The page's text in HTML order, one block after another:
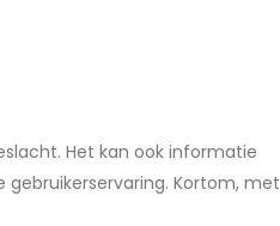
Het kan ook informatie
Kortom, met